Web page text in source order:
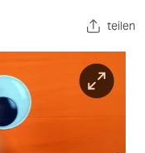
teilen